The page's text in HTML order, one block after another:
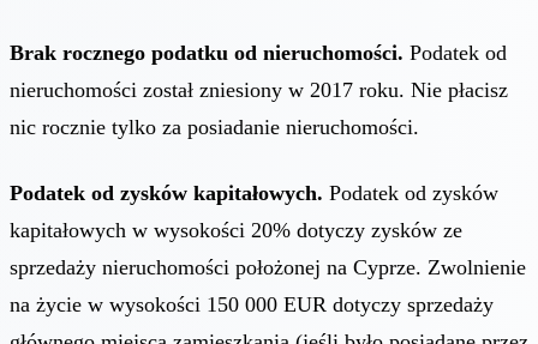
Brak rocznego podatku od nieruchomości. Podatek od
nieruchomości został zniesiony w 2017 roku. Nie płacisz
nic rocznie tylko za posiadanie nieruchomości.
Podatek od zysków kapitałowych. Podatek od zysków
kapitałowych w wysokości 20% dotyczy zysków ze
sprzedaży nieruchomości położonej na Cyprze. Zwolnienie
na życie w wysokości 150 000 EUR dotyczy sprzedaży